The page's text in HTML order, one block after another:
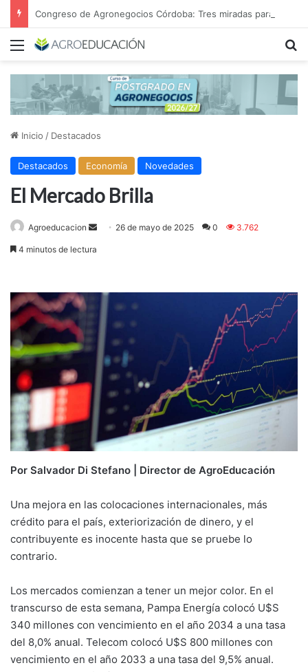
Menú
Inicio / Destacados
Destacados Economía Novedades
El Mercado Brilla
Agroeducacion
Send 26 de mayo de 2025 0 3.762
4 minutos de lectura
Por Salvador Di Stefano | Director de AgroEducación
Una mejora en las colocaciones internacionales, más
crédito para el país, exteriorización de dinero, y el
contribuyente es inocente hasta que se pruebe lo
contrario.
Los mercados comienzan a tener un mejor color. En el
transcurso de esta semana, Pampa Energía colocó U$S
340 millones con vencimiento en el año 2034 a una tasa
del 8,0% anual. Telecom colocó U$S 800 millones con
vencimiento en el año 2033 a una tasa del 9,5% anual.